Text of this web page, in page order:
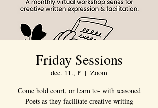
Friday Sessions
dec. 11., P
  |
Zoom
Come hold court, or learn to- with seasoned
Poets as they facilitate creative writing